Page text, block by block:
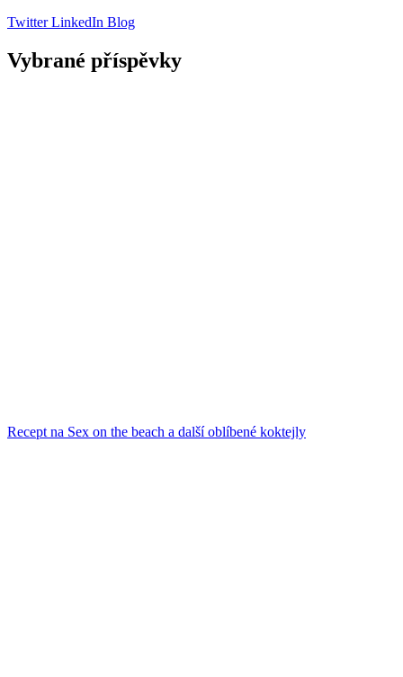
TwitterLinkedIn Blog
Vybrané příspěvky
Recept na Sex on the beach a další oblíbené koktejly